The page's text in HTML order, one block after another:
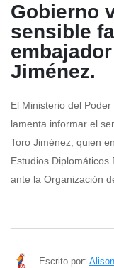
Gobierno
sensible
Jiménez.
El Ministerio del
lamenta informar el
Toro Jiménez, quien
Estudios
ante la Organización
Escrito por: